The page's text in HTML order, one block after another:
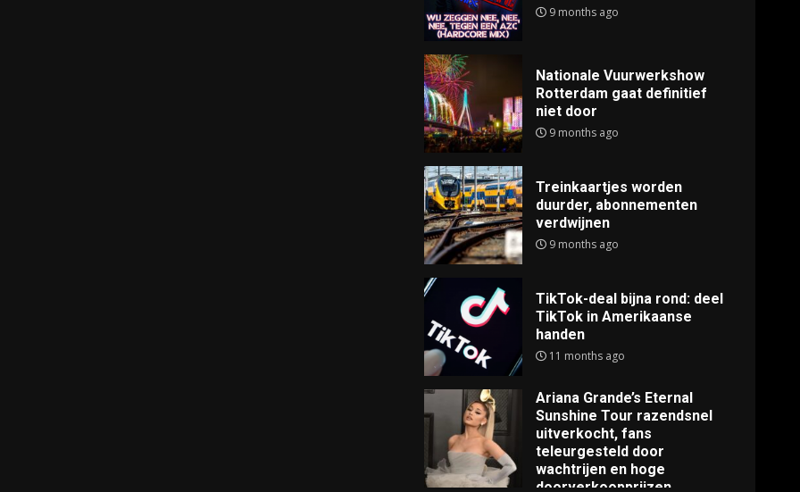
9 months ago
Nationale Vuurwerkshow
Rotterdam gaat definitief
niet door
9 months ago
Treinkaartjes worden
duurder, abonnementen
verdwijnen
9 months ago
TikTok-deal bijna rond: deel
TikTok in Amerikaanse
handen
11 months ago
Ariana Grande’s Eternal
Sunshine Tour razendsnel
uitverkocht, fans
teleurgesteld door
wachtrijen en hoge
doorverkoopprijzen